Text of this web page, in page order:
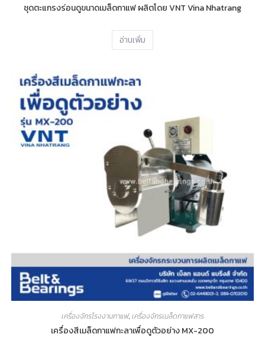
ชุดตะแกรงร่อนดูขนาดเมล็ดกาแฟ ผลิตโดย VNT Vina Nhatrang
อ่านเพิ่ม
เครื่องจักรโรงงานกาแฟ,เครื่องจักรเมล็ดกาแฟสาร
เครื่องสีเมล็ดกาแฟกะลาเพื่อดูตัวอย่าง MX-200